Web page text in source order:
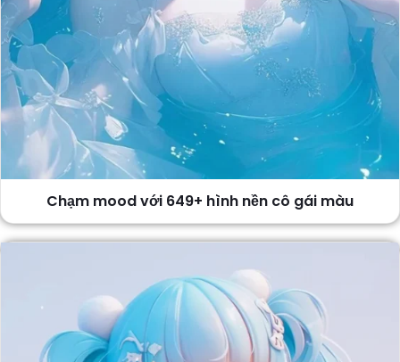
Chạm mood với 649+ hình nền cô gái màu